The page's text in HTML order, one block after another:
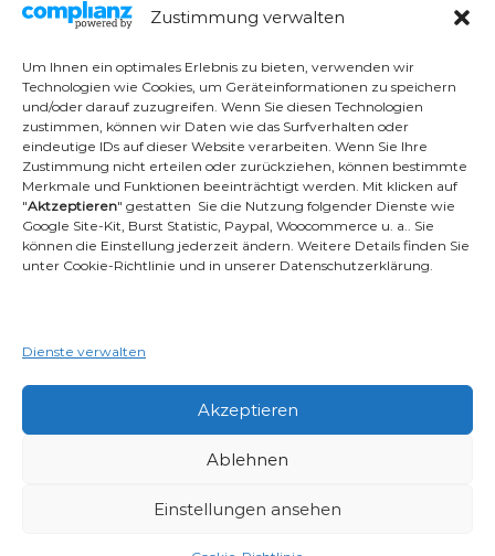
Zustimmung verwalten
Um Ihnen ein optimales Erlebnis zu bieten, verwenden wir
Technologien wie Cookies, um Geräteinformationen zu speichern
und/oder darauf zuzugreifen. Wenn Sie diesen Technologien
zustimmen, können wir Daten wie das Surfverhalten oder
eindeutige IDs auf dieser Website verarbeiten. Wenn Sie Ihre
Zustimmung nicht erteilen oder zurückziehen, können bestimmte
Merkmale und Funktionen beeinträchtigt werden. Mit klicken auf
"Aktzeptieren" gestatten Sie die Nutzung folgender Dienste wie
Google Site-Kit, Burst Statistic, Paypal, Woocommerce u. a.. Sie
können die Einstellung jederzeit ändern. Weitere Details finden Sie
unter Cookie-Richtlinie und in unserer Datenschutzerklärung.
Dienste verwalten
Akzeptieren
Ablehnen
Einstellungen ansehen
Ambident GmbH
Dental Geräte Handel und Service
Neumannstr. 3B
13189 Berlin
Email: info@ambident.de
von ThemeGrill. Powered by